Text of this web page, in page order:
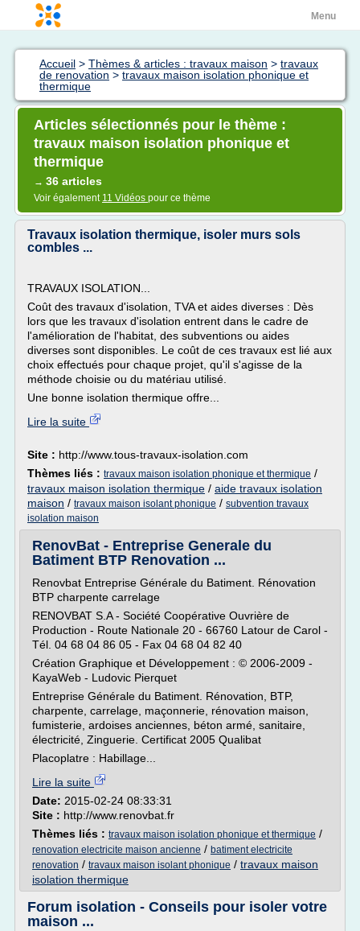
Menu
Accueil > Thèmes & articles : travaux maison > travaux
de renovation > travaux maison isolation phonique et
thermique
Articles sélectionnés pour le thème :
travaux maison isolation phonique et
thermique
→ 36 articles
Voir également 11 Vidéos pour ce thème
Travaux isolation thermique, isoler murs sols
combles ...
TRAVAUX ISOLATION...
Coût des travaux d'isolation, TVA et aides diverses : Dès
lors que les travaux d'isolation entrent dans le cadre de
l'amélioration de l'habitat, des subventions ou aides
diverses sont disponibles. Le coût de ces travaux est lié aux
choix effectués pour chaque projet, qu'il s'agisse de la
méthode choisie ou du matériau utilisé.
Une bonne isolation thermique offre...
Lire la suite
Site : http://www.tous-travaux-isolation.com
Thèmes liés : travaux maison isolation phonique et thermique /
travaux maison isolation thermique / aide travaux isolation
maison / travaux maison isolant phonique / subvention travaux
isolation maison
RenovBat - Entreprise Generale du
Batiment BTP Renovation ...
Renovbat Entreprise Générale du Batiment. Rénovation
BTP charpente carrelage
RENOVBAT S.A - Société Coopérative Ouvrière de
Production - Route Nationale 20 - 66760 Latour de Carol -
Tél. 04 68 04 86 05 - Fax 04 68 04 82 40
Création Graphique et Développement : © 2006-2009 -
KayaWeb - Ludovic Pierquet
Entreprise Générale du Batiment. Rénovation, BTP,
charpente, carrelage, maçonnerie, rénovation maison,
fumisterie, ardoises anciennes, béton armé, sanitaire,
électricité, Zinguerie. Certificat 2005 Qualibat
Placoplatre : Habillage...
Lire la suite
Date: 2015-02-24 08:33:31
Site : http://www.renovbat.fr
Thèmes liés : travaux maison isolation phonique et thermique /
renovation electricite maison ancienne / batiment electricite
renovation / travaux maison isolant phonique / travaux maison
isolation thermique
Forum isolation - Conseils pour isoler votre
maison ...